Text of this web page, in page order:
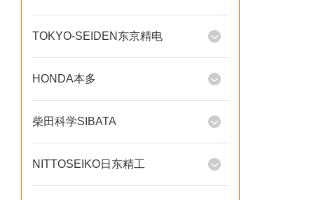
TOKYO-SEIDEN东京精电
HONDA本多
柴田科学SIBATA
NITTOSEIKO日东精工